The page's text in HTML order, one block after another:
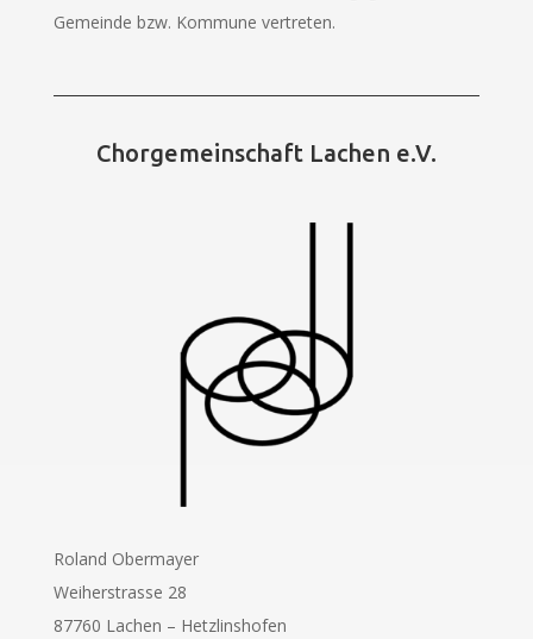
Gemeinde bzw. Kommune vertreten.
Chorgemeinschaft Lachen e.V.
Roland Obermayer
Weiherstrasse 28
87760 Lachen – Hetzlinshofen